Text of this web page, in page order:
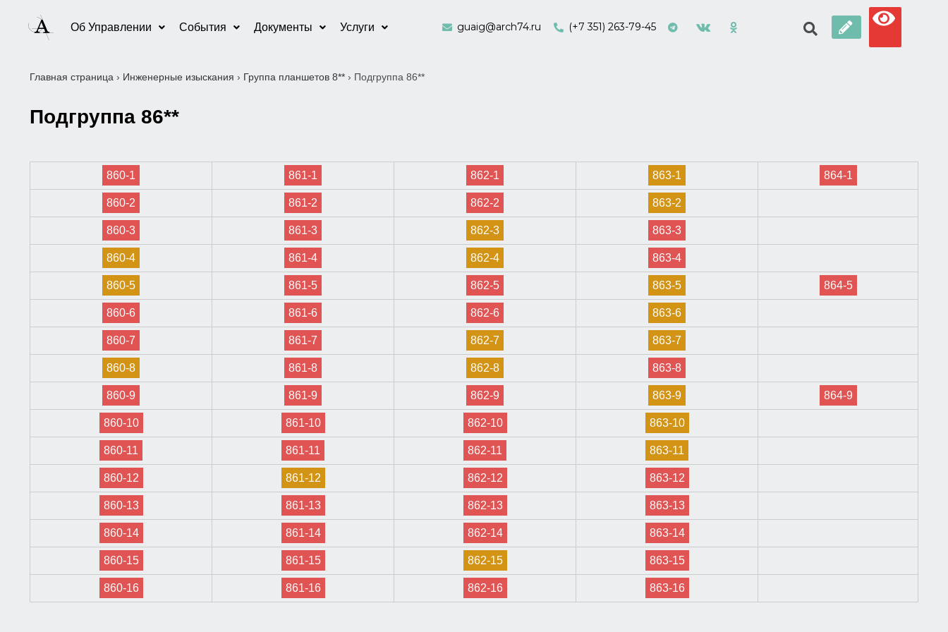
Об Управлении События Документы Услуги guaig@arch74.ru (+7 351) 263-79-45
Главная страница › Инженерные изыскания › Группа планшетов 8** › Подгруппа 86**
Подгруппа 86**
860-1 861-1 862-1 863-1 864-1
860-2 861-2 862-2 863-2
860-3 861-3 862-3 863-3
860-4 861-4 862-4 863-4
860-5 861-5 862-5 863-5 864-5
860-6 861-6 862-6 863-6
860-7 861-7 862-7 863-7
860-8 861-8 862-8 863-8
860-9 861-9 862-9 863-9 864-9
860-10 861-10 862-10 863-10
860-11 861-11 862-11 863-11
860-12 861-12 862-12 863-12
860-13 861-13 862-13 863-13
860-14 861-14 862-14 863-14
860-15 861-15 862-15 863-15
860-16 861-16 862-16 863-16